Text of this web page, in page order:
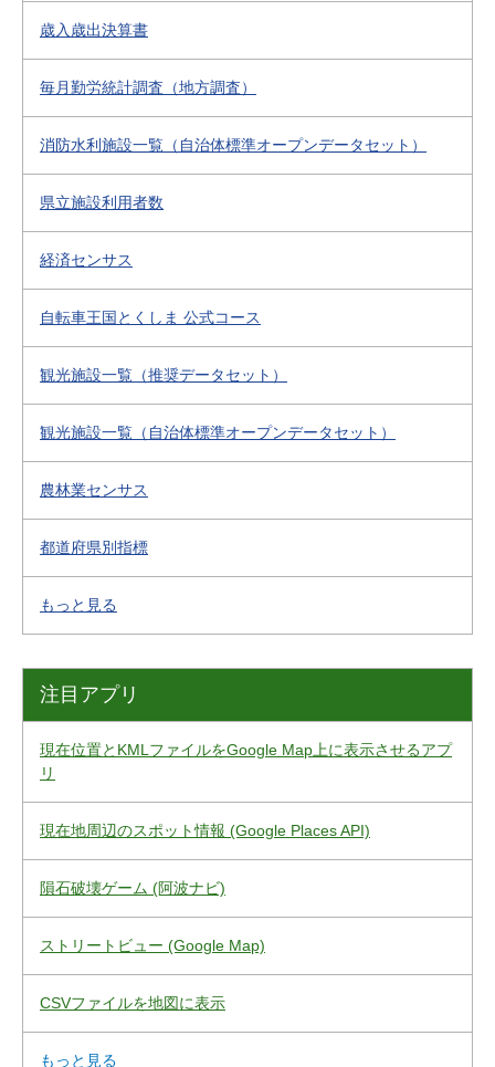
歳入歳出決算書
毎月勤労統計調査（地方調査）
消防水利施設一覧（自治体標準オープンデータセット）
県立施設利用者数
経済センサス
自転車王国とくしま 公式コース
観光施設一覧（推奨データセット）
観光施設一覧（自治体標準オープンデータセット）
農林業センサス
都道府県別指標
もっと見る
注目アプリ
現在位置とKMLファイルをGoogle Map上に表示させるアプ
リ
現在地周辺のスポット情報 (Google Places API)
隕石破壊ゲーム (阿波ナビ)
ストリートビュー (Google Map)
CSVファイルを地図に表示
もっと見る